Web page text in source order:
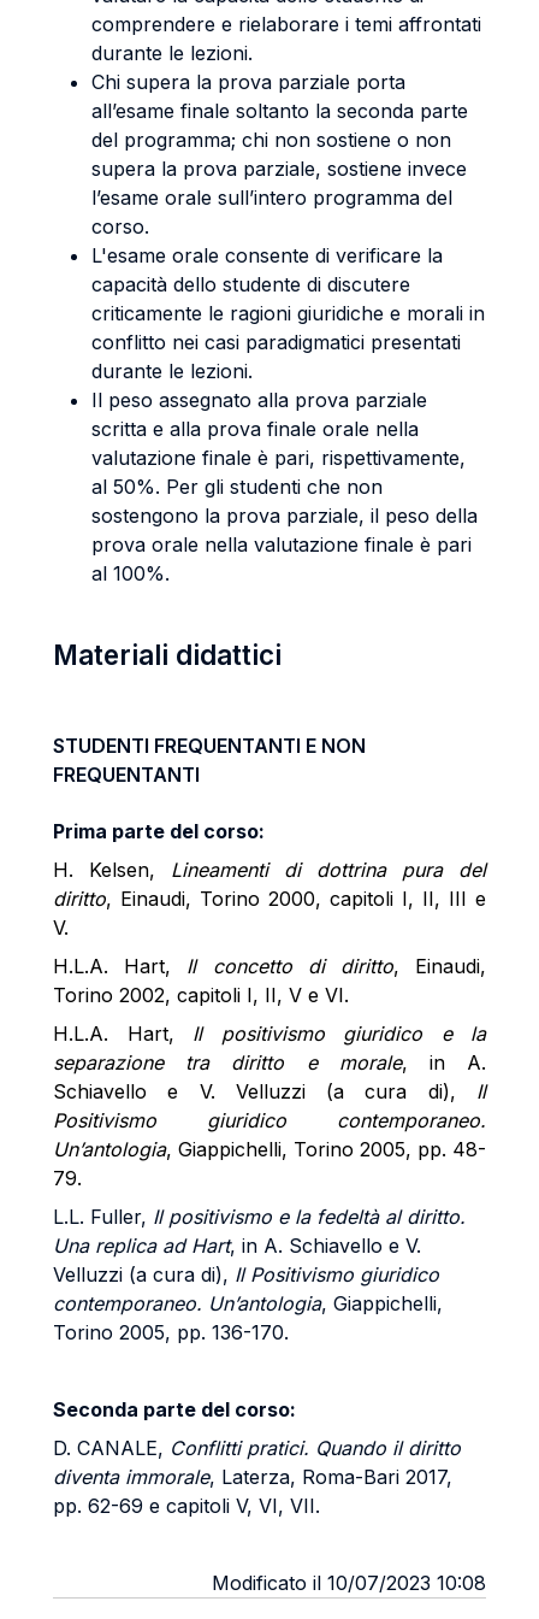
comprendere e rielaborare i temi affrontati
durante le lezioni.
Chi supera la prova parziale porta
all’esame finale soltanto la seconda parte
del programma; chi non sostiene o non
supera la prova parziale, sostiene invece
l’esame orale sull’intero programma del
corso.
L'esame orale consente di verificare la
capacità dello studente di discutere
criticamente le ragioni giuridiche e morali in
conflitto nei casi paradigmatici presentati
durante le lezioni.
Il peso assegnato alla prova parziale
scritta e alla prova finale orale nella
valutazione finale è pari, rispettivamente,
al 50%. Per gli studenti che non
sostengono la prova parziale, il peso della
prova orale nella valutazione finale è pari
al 100%.
Materiali didattici
STUDENTI FREQUENTANTI E NON
FREQUENTANTI
Prima parte del corso:
H. Kelsen, Lineamenti di dottrina pura del
diritto, Einaudi, Torino 2000, capitoli I, II, III e
V.
H.L.A. Hart, Il concetto di diritto, Einaudi,
Torino 2002, capitoli I, II, V e VI.
H.L.A. Hart, Il positivismo giuridico e la
separazione tra diritto e morale, in A.
Schiavello e V. Velluzzi (a cura di), Il
Positivismo giuridico contemporaneo.
Un’antologia, Giappichelli, Torino 2005, pp. 48-
79.
L.L. Fuller, Il positivismo e la fedeltà al diritto.
Una replica ad Hart, in A. Schiavello e V.
Velluzzi (a cura di), Il Positivismo giuridico
contemporaneo. Un’antologia, Giappichelli,
Torino 2005, pp. 136-170.
Seconda parte del corso:
D. CANALE, Conflitti pratici. Quando il diritto
diventa immorale, Laterza, Roma-Bari 2017,
pp. 62-69 e capitoli V, VI, VII.
Modificato il 10/07/2023 10:08